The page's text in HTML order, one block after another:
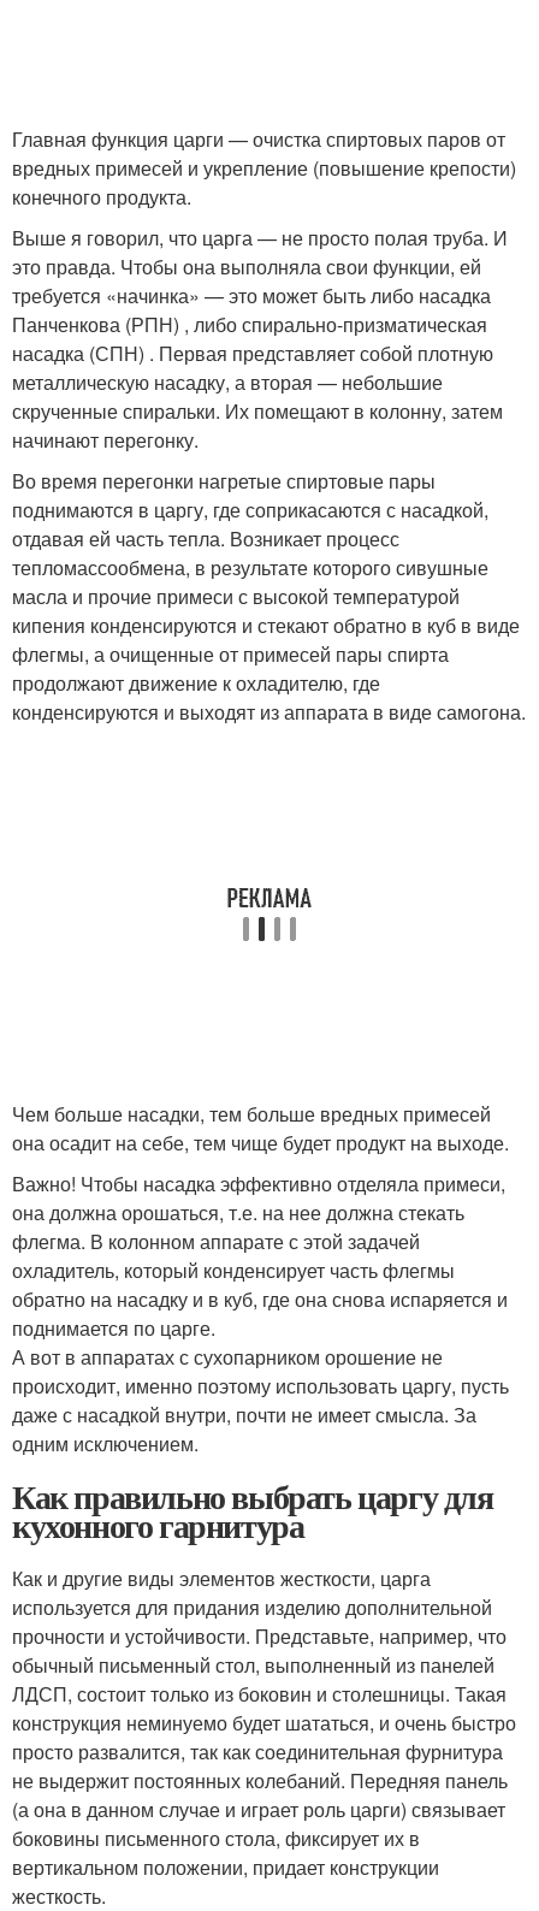
Главная функция царги — очистка спиртовых паров от
вредных примесей и укрепление (повышение крепости)
конечного продукта.
Выше я говорил, что царга — не просто полая труба. И
это правда. Чтобы она выполняла свои функции, ей
требуется «начинка» — это может быть либо насадка
Панченкова (РПН) , либо спирально-призматическая
насадка (СПН) . Первая представляет собой плотную
металлическую насадку, а вторая — небольшие
скрученные спиральки. Их помещают в колонну, затем
начинают перегонку.
Во время перегонки нагретые спиртовые пары
поднимаются в царгу, где соприкасаются с насадкой,
отдавая ей часть тепла. Возникает процесс
тепломассообмена, в результате которого сивушные
масла и прочие примеси с высокой температурой
кипения конденсируются и стекают обратно в куб в виде
флегмы, а очищенные от примесей пары спирта
продолжают движение к охладителю, где
конденсируются и выходят из аппарата в виде самогона.
Чем больше насадки, тем больше вредных примесей
она осадит на себе, тем чище будет продукт на выходе.
Важно! Чтобы насадка эффективно отделяла примеси,
она должна орошаться, т.е. на нее должна стекать
флегма. В колонном аппарате с этой задачей
охладитель, который конденсирует часть флегмы
обратно на насадку и в куб, где она снова испаряется и
поднимается по царге.
А вот в аппаратах с сухопарником орошение не
происходит, именно поэтому использовать царгу, пусть
даже с насадкой внутри, почти не имеет смысла. За
одним исключением.
Как правильно выбрать царгу для
кухонного гарнитура
Как и другие виды элементов жесткости, царга
используется для придания изделию дополнительной
прочности и устойчивости. Представьте, например, что
обычный письменный стол, выполненный из панелей
ЛДСП, состоит только из боковин и столешницы. Такая
конструкция неминуемо будет шататься, и очень быстро
просто развалится, так как соединительная фурнитура
не выдержит постоянных колебаний. Передняя панель
(а она в данном случае и играет роль царги) связывает
боковины письменного стола, фиксирует их в
вертикальном положении, придает конструкции
жесткость.